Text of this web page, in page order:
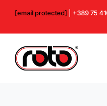
content
[email protected] | +389 75